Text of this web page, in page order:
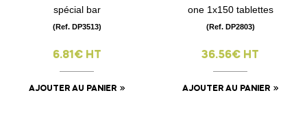
spécial bar
(Ref. DP3513)
6.81€ HT
AJOUTER AU PANIER
one 1x150 tablettes
(Ref. DP2803)
36.56€ HT
AJOUTER AU PANIER